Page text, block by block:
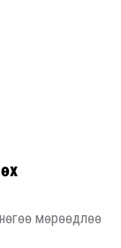
мөрөөдлөө